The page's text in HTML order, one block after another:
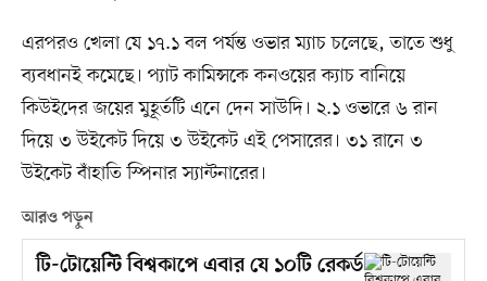
এরপরও খেলা যে ১৭.১ বল পর্যন্ত ওভার ম্যাচ চলেছে, তাতে শুধু
ব্যবধানই কমেছে। প্যাট কামিন্সকে কনওয়ের ক্যাচ বানিয়ে
কিউইদের জয়ের মুহূর্তটি এনে দেন সাউদি। ২.১ ওভারে ৬ রান
দিয়ে ৩ উইকেট দিয়ে ৩ উইকেট এই পেসারের। ৩১ রানে ৩
উইকেট বাঁহাতি স্পিনার স্যান্টনারের।
আরও পড়ুন
টি-টোয়েন্টি বিশ্বকাপে এবার যে ১০টি রেকর্ড